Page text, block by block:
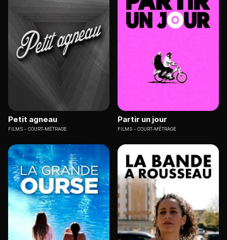
Petit agneau
FILMS COURT-MÉTRAGE
Partir un jour
FILMS COURT-MÉTRAGE